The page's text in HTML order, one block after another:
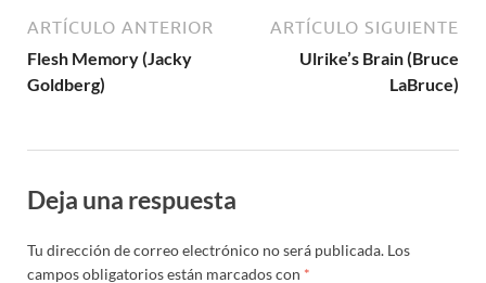
ARTÍCULO ANTERIOR
Flesh Memory (Jacky
Goldberg)
ARTÍCULO SIGUIENTE
Ulrike’s Brain (Bruce
LaBruce)
Deja una respuesta
Tu dirección de correo electrónico no será publicada. Los
campos obligatorios están marcados con *